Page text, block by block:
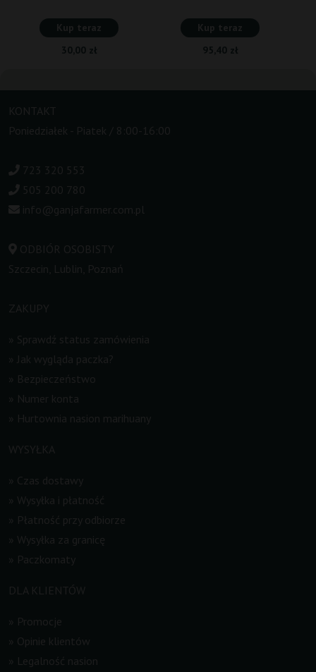
Kup teraz
30,00 zł
Kup teraz
95,40 zł
KONTAKT
Poniedziałek - Piatek / 8:00-16:00
723 320 553
505 200 780
info@ganjafarmer.com.pl
ODBIÓR OSOBISTY
Szczecin, Lublin, Poznań
ZAKUPY
Sprawdź status zamówienia
Jak wygląda paczka?
Bezpieczeństwo
Numer konta
Hurtownia nasion marihuany
WYSYŁKA
Czas dostawy
Wysyłka i płatność
Płatność przy odbiorze
Wysyłka za granicę
Paczkomaty
DLA KLIENTÓW
Promocje
Opinie klientów
Legalność nasion